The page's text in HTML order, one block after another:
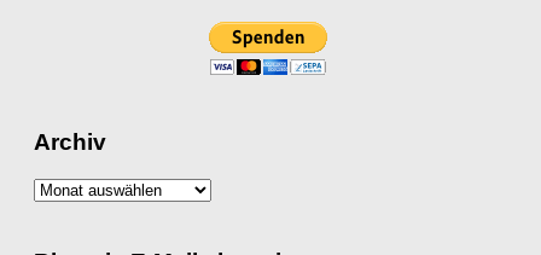
Archiv
Archiv